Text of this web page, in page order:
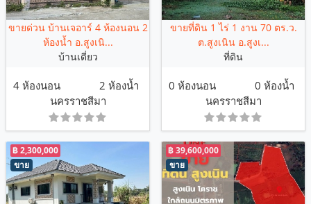
ขายด่วน บ้านเจอาร์ 4 ห้องนอน 2
ห้องน้ำ อ.สูงเนิ...
บ้านเดี่ยว
4 ห้องนอน
2 ห้องน้ำ
นครราชสีมา
ขายที่ดิน 1 ไร่ 1 งาน 70 ตร.ว.
ต.สูงเนิน อ.สูงเ...
ที่ดิน
0 ห้องนอน
0 ห้องน้ำ
นครราชสีมา
ขาย
฿ 2,300,000
ขาย
฿ 39,600,000